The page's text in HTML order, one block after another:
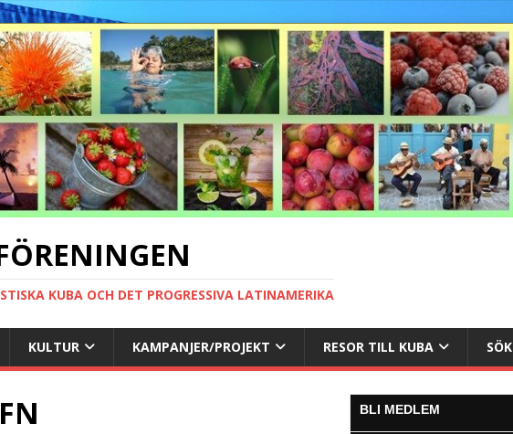
KUBA OCH DET PROGRESSIVA LATINAMERIKA
KULTUR KAMPANJER/PROJEKT RESOR TILL KUBA SÖK
BLI MEDLEM